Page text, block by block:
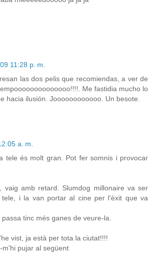
11:28 p. m.
las dos pelis que recomiendas, a ver de
Me fastidia mucho lo
hacia ilusión. Joooooooooooo. Un besote.
a. m.
tele és molt gran. Pot fer somnis i provocar
vaig amb retard. Slumdog millonaire va ser
i la van portar al cine per l'èxit que va
tinc més ganes de veure-la.
vist, ja està per tota la ciutat!!!!
m'hi pujar al següent